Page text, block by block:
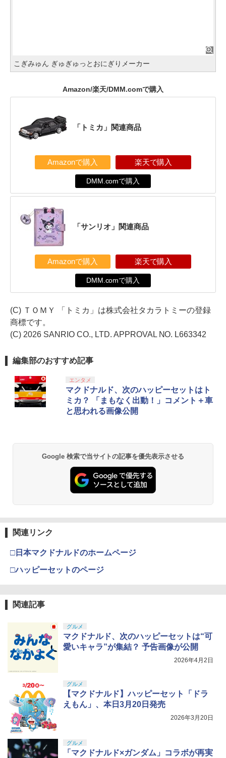
こぎみゅん ぎゅぎゅっとおにぎりメーカー
Amazon/楽天/DMM.comで購入
「トミカ」関連商品
Amazonで購入 楽天で購入
DMM.comで購入
「サンリオ」関連商品
Amazonで購入 楽天で購入
DMM.comで購入
(C) ＴＯＭＹ 「トミカ」は株式会社タカラトミーの登録
商標です。
(C) 2026 SANRIO CO., LTD. APPROVAL NO. L663342
編集部のおすすめ記事
エンタメ
マクドナルド、次のハッピーセットはト
ミカ？ 「まもなく出動！」コメント＋車
と思われる画像公開
Google 検索で当サイトの記事を優先表示させる
関連リンク
□日本マクドナルドのホームページ
□ハッピーセットのページ
関連記事
グルメ
マクドナルド、次のハッピーセットは“可
愛いキャラ”が集結？ 予告画像が公開
2026年4月2日
グルメ
【マクドナルド】ハッピーセット「ドラ
えもん」、本日3月20日発売
2026年3月20日
グルメ
「マクドナルド×ガンダム」コラボが再実